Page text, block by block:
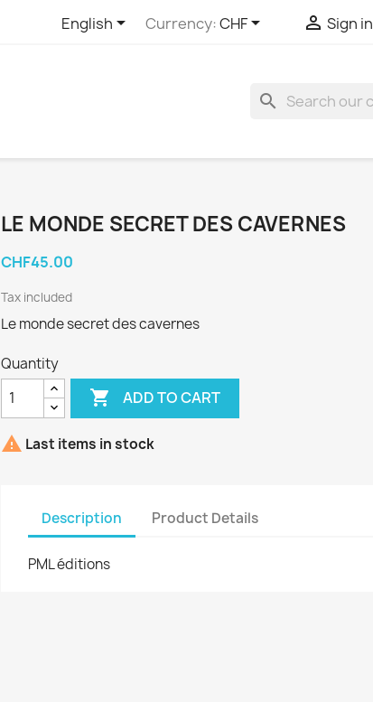
English Currency:CHF  Sign in
search
LE MONDE SECRET DES CAVERNES
CHF45.00
Tax included
Le monde secret des cavernes
Quantity
 ADD TO CART
 Last items in stock
Description Product Details
PML éditions